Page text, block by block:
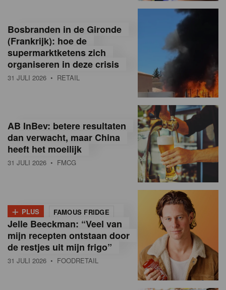
n
e
a
n
B
e
Bosbranden in de Gironde
(Frankrijk): hoe de
supermarktketens zich
organiseren in deze crisis
31 JULI 2026 • RETAIL
AB InBev: betere resultaten
dan verwacht, maar China
heeft het moeilijk
31 JULI 2026 • FMCG
+ PLUS FAMOUS FRIDGE
Jelle Beeckman: “Veel van
mijn recepten ontstaan door
de restjes uit mijn frigo”
31 JULI 2026 • FOODRETAIL